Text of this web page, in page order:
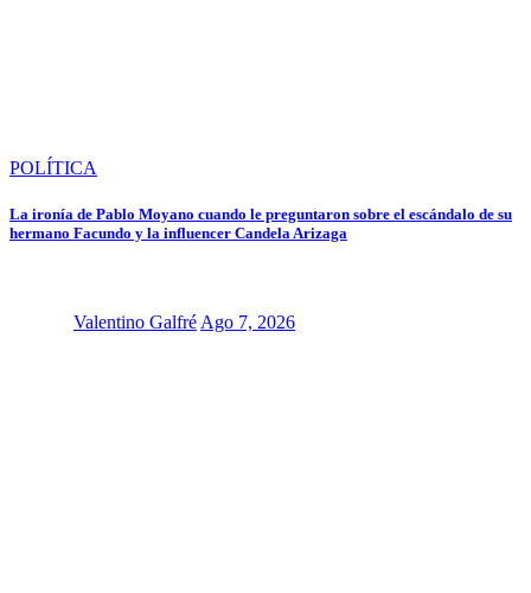
POLÍTICA
La ironía de Pablo Moyano cuando le preguntaron sobre el escándalo de su
hermano Facundo y la influencer Candela Arizaga
Valentino Galfré Ago 7, 2026